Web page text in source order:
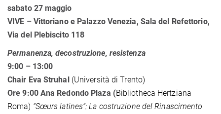
sabato 27 maggio
VIVE – Vittoriano e Palazzo Venezia, Sala del Refettorio,
Via del Plebiscito 118
Permanenza, decostruzione, resistenza
9:00 – 13:00
Chair Eva Struhal (Università di Trento)
Ore 9:00 Ana Redondo Plaza (Bibliotheca Hertziana
Roma) “Sœurs latines”: La costruzione del Rinascimento